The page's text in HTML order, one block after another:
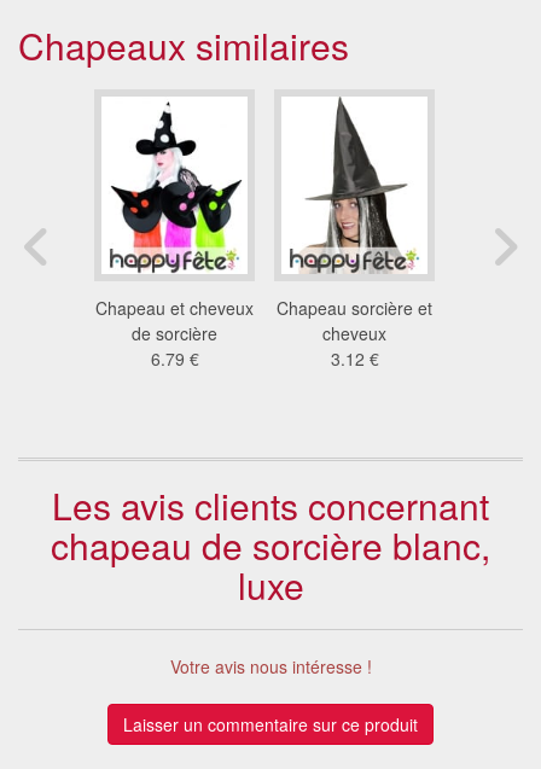
Chapeaux similaires
Chapeau et cheveux
de sorcière
6.79 €
Chapeau sorcière et
cheveux
3.12 €
Les avis clients concernant
chapeau de sorcière blanc,
luxe
Votre avis nous intéresse !
Laisser un commentaire sur ce produit